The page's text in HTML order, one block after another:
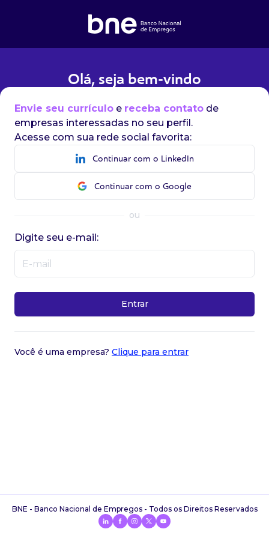
Olá, seja bem-vindo
Envie seu currículo e receba contato de
empresas interessadas no seu perfil.
Acesse com sua rede social favorita:
Continuar com o Google
Continuar com o LinkedIn
ou
Digite seu e-mail:
Entrar
Você é uma empresa? Clique para entrar
BNE - Banco Nacional de Empregos - Todos os Direitos Reservados